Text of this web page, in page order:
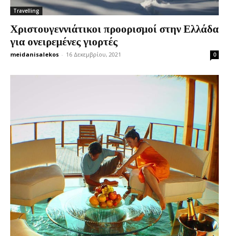
Travelling
Χριστουγεννιάτικοι προορισμοί στην Ελλάδα
για ονειρεμένες γιορτές
meidanisalekos - 16 Δεκεμβρίου, 2021 0